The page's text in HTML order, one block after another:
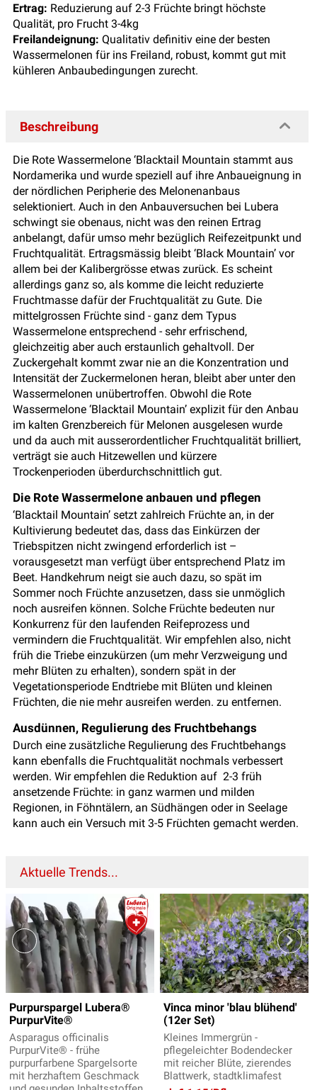
Ertrag: Reduzierung auf 2-3 Früchte bringt höchste
Qualität, pro Frucht 3-4kg
Freilandeignung: Qualitativ definitiv eine der besten
Wassermelonen für ins Freiland, robust, kommt gut mit
kühleren Anbaubedingungen zurecht.
Beschreibung
Die Rote Wassermelone ‘Blacktail Mountain stammt aus
Nordamerika und wurde speziell auf ihre Anbaueignung in
der nördlichen Peripherie des Melonenanbaus
selektioniert. Auch in den Anbauversuchen bei Lubera
schwingt sie obenaus, nicht was den reinen Ertrag
anbelangt, dafür umso mehr bezüglich Reifezeitpunkt und
Fruchtqualität. Ertragsmässig bleibt ‘Black Mountain’ vor
allem bei der Kalibergrösse etwas zurück. Es scheint
allerdings ganz so, als komme die leicht reduzierte
Fruchtmasse dafür der Fruchtqualität zu Gute. Die
mittelgrossen Früchte sind - ganz dem Typus
Wassermelone entsprechend - sehr erfrischend,
gleichzeitig aber auch erstaunlich gehaltvoll. Der
Zuckergehalt kommt zwar nie an die Konzentration und
Intensität der Zuckermelonen heran, bleibt aber unter den
Wassermelonen unübertroffen. Obwohl die Rote
Wassermelone ‘Blacktail Mountain’ explizit für den Anbau
im kalten Grenzbereich für Melonen ausgelesen wurde
und da auch mit ausserordentlicher Fruchtqualität brilliert,
verträgt sie auch Hitzewellen und kürzere
Trockenperioden überdurchschnittlich gut.
Die Rote Wassermelone anbauen und pflegen
‘Blacktail Mountain’ setzt zahlreich Früchte an, in der
Kultivierung bedeutet das, dass das Einkürzen der
Triebspitzen nicht zwingend erforderlich ist –
vorausgesetzt man verfügt über entsprechend Platz im
Beet. Handkehrum neigt sie auch dazu, so spät im
Sommer noch Früchte anzusetzen, dass sie unmöglich
noch ausreifen können. Solche Früchte bedeuten nur
Konkurrenz für den laufenden Reifeprozess und
vermindern die Fruchtqualität. Wir empfehlen also, nicht
früh die Triebe einzukürzen (um mehr Verzweigung und
mehr Blüten zu erhalten), sondern spät in der
Vegetationsperiode Endtriebe mit Blüten und kleinen
Früchten, die nie mehr ausreifen werden. zu entfernen.
Ausdünnen, Regulierung des Fruchtbehangs
Durch eine zusätzliche Regulierung des Fruchtbehangs
kann ebenfalls die Fruchtqualität nochmals verbessert
werden. Wir empfehlen die Reduktion auf 2-3 früh
ansetzende Früchte: in ganz warmen und milden
Regionen, in Föhntälern, an Südhängen oder in Seelage
kann auch ein Versuch mit 3-5 Früchten gemacht werden.
Aktuelle Trends...
Purpurspargel Lubera®
PurpurVite®
Asparagus officinalis
PurpurVite® - frühe
purpurfarbene Spargelsorte
mit herzhaftem Geschmack
Vinca minor 'blau blühend'
(12er Set)
Kleines Immergrün -
pflegeleichter Bodendecker
mit reicher Blüte, zierendes
Blattwerk, stadtklimafest